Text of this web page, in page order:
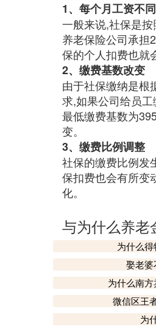
1、每个月工资不同
一般来说,社保是
养老保险公司承担
保的个人扣费也就
2、缴费基数改变
由于社保缴纳是根
求,如果公司给员
最低缴费基数为
变。
3、缴费比例调整
社保的缴费比例发
保扣费也会有所变
化。
与为什么养老
为什么
娶老婆
为什么南
微信区王
为